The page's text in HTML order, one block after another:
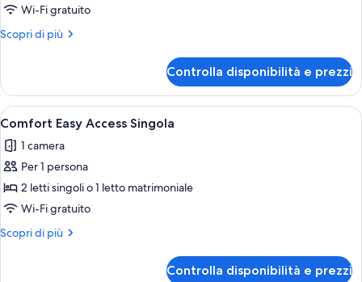
Smart
Flex
Doppia
Wi-Fi gratuito
Scopri di più
Altri
Flex
Doppia
Controlla disponibilità e prezzi
Apri
tutte
le
foto
per
Comfort
Easy
Access
Minibar, una scrivania, tende
3
Comfort Easy Access Singola
1 camera
Per 1 persona
2 letti singoli o 1 letto matrimoniale
Wi-Fi gratuito
Scopri di più
Altri
Controlla disponibilità e prezzi